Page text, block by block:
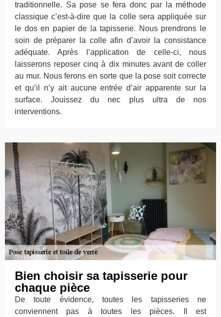
traditionnelle. Sa pose se fera donc par la méthode
classique c’est-à-dire que la colle sera appliquée sur
le dos en papier de la tapisserie. Nous prendrons le
soin de préparer la colle afin d’avoir la consistance
adéquate. Après l’application de celle-ci, nous
laisserons reposer cinq à dix minutes avant de coller
au mur. Nous ferons en sorte que la pose soit correcte
et qu’il n’y ait aucune entrée d’air apparente sur la
surface. Jouissez du nec plus ultra de nos
interventions.
Bien choisir sa tapisserie pour
chaque pièce
De toute évidence, toutes les tapisseries ne
conviennent pas à toutes les pièces. Il est